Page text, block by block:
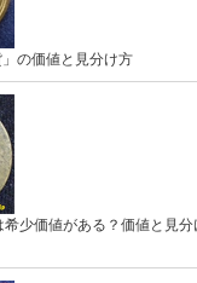
の価値と見分け方
少価値がある？価値と見